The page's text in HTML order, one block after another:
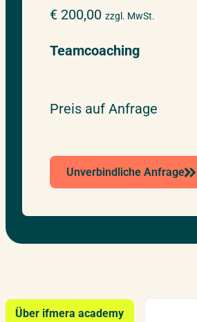
€ 200,00 zzgl. MwSt.
Teamcoaching
Preis auf Anfrage
Unverbindliche Anfrage
Über ifmera academy